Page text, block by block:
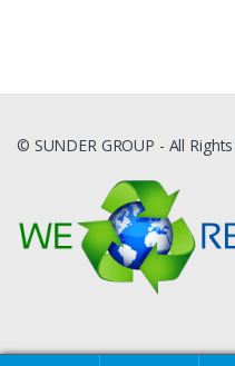
© SUNDER GROUP - All